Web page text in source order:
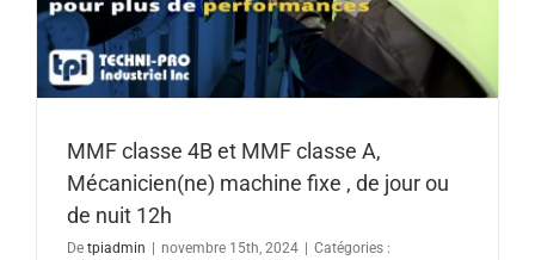
MMF classe 4B et MMF classe A,
Mécanicien(ne) machine fixe , de jour ou
de nuit 12h
De tpiadmin novembre 15th, 2024
Catégories :